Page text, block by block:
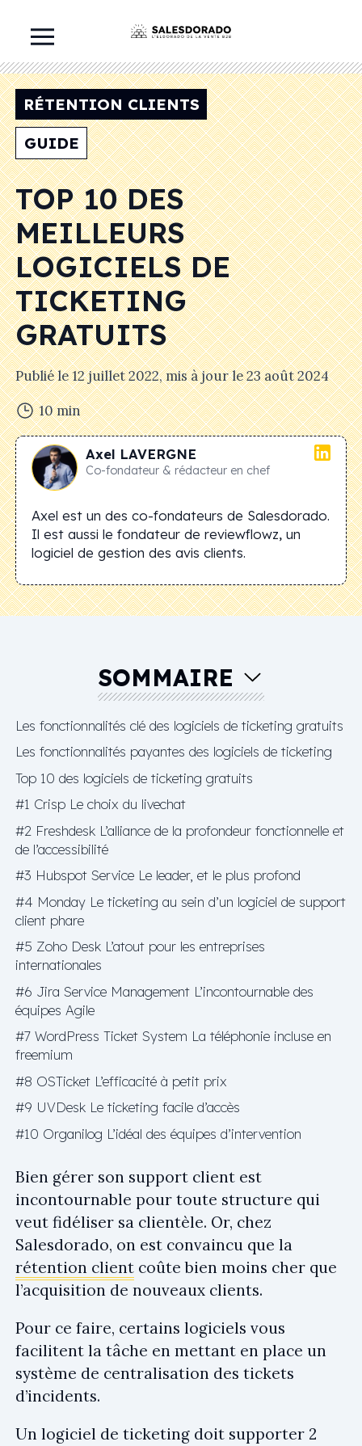
RÉTENTION CLIENTS
GUIDE
TOP 10 DES
MEILLEURS
LOGICIELS DE
TICKETING
GRATUITS
Publié le12 juillet 2022, mis à jour le23 août 2024
10 min
Axel LAVERGNE
Co-fondateur & rédacteur en chef
Axel est un des co-fondateurs de Salesdorado.
Il est aussi le fondateur de reviewflowz, un
logiciel de gestion des avis clients.
SOMMAIRE
Les fonctionnalités clé des logiciels de ticketing gratuits
Les fonctionnalités payantes des logiciels de ticketing
Top 10 des logiciels de ticketing gratuits
#1 Crisp Le choix du livechat
#2 Freshdesk L’alliance de la profondeur fonctionnelle et
de l’accessibilité
#3 Hubspot Service Le leader, et le plus profond
#4 Monday Le ticketing au sein d’un logiciel de support
client phare
#5 Zoho Desk L’atout pour les entreprises
internationales
#6 Jira Service Management L’incontournable des
équipes Agile
#7 WordPress Ticket System La téléphonie incluse en
freemium
#8 OSTicket L’efficacité à petit prix
#9 UVDesk Le ticketing facile d’accès
#10 Organilog L’idéal des équipes d’intervention
Bien gérer son support client est
incontournable pour toute structure qui
veut fidéliser sa clientèle. Or, chez
Salesdorado, on est convaincu que la
rétention client coûte bien moins cher que
l’acquisition de nouveaux clients.
Pour ce faire, certains logiciels vous
facilitent la tâche en mettant en place un
système de centralisation des tickets
d’incidents.
Un logiciel de ticketing doit supporter 2